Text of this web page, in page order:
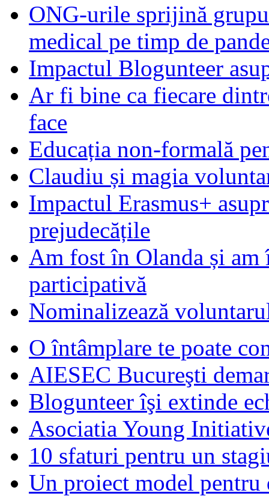
ONG-urile sprijină
medical pe timp de
Impactul Blogunteer
Ar fi bine ca fiecare
face
Educația non-formală
Claudiu și magia
Impactul Erasmus+
prejudecățile
Am fost în Olanda și am
participativă
Nominalizează
O întâmplare te poate
AIESEC Bucureşti
Blogunteer îşi extinde
Asociatia Young
10 sfaturi pentru un
Un proiect model